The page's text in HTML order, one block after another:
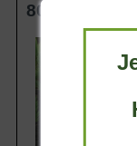
80-100 cm m.